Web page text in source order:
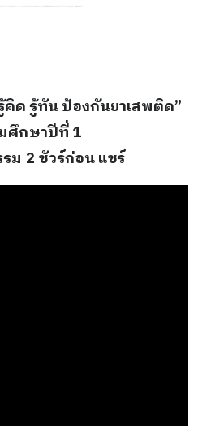
ด รู้ทัน ป้องกันยาเสพติด”
ศึกษาปีที่ 1
ม 2 ชัวร์ก่อน แชร์